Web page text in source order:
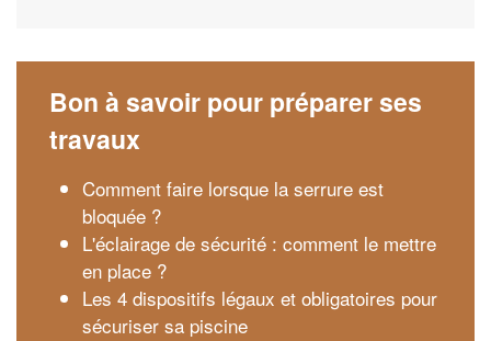
Bon à savoir pour préparer ses
travaux
Comment faire lorsque la serrure est
bloquée ?
L'éclairage de sécurité : comment le mettre
en place ?
Les 4 dispositifs légaux et obligatoires pour
sécuriser sa piscine